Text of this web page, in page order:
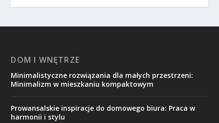
DOM I WNĘTRZE
Minimalistyczne rozwiązania dla małych przestrzeni:
Minimalizm w mieszkaniu kompaktowym
Prowansalskie inspiracje do domowego biura: Praca w
harmonii i stylu